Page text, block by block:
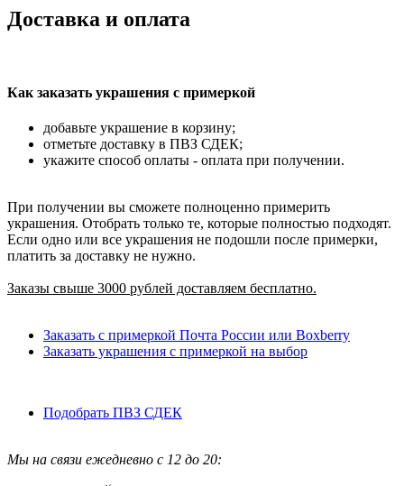
Доставка и оплата
Как заказать украшения с примеркой
добавьте украшение в корзину;
отметьте доставку в ПВЗ СДЕК;
укажите способ оплаты - оплата при получении.
При получении вы сможете полноценно примерить
украшения. Отобрать только те, которые полностью подходят.
Если одно или все украшения не подошли после примерки,
платить за доставку не нужно.
Заказы свыше 3000 рублей доставляем бесплатно.
Заказать с примеркой Почта России или Boxberry
Заказать украшения с примеркой на выбор
Подобрать ПВЗ СДЕК
Мы на связи ежедневно с 12 до 20: